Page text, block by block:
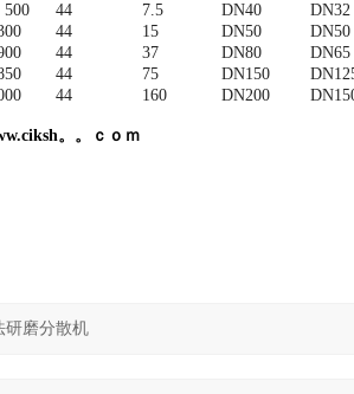
500 44 7.5 DN40
DN32
44 15 DN50
DN50
44 37 DN80
DN65
44 75 DN150
44 160 DN200
。。ｃｏｍ